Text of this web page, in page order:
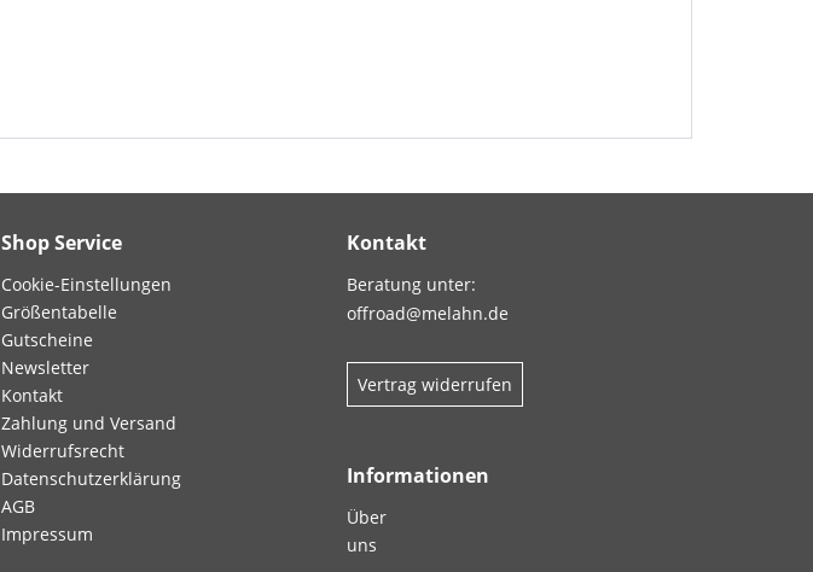
Shop Service
Cookie-Einstellungen
Größentabelle
Gutscheine
Newsletter
Kontakt
Zahlung und Versand
Widerrufsrecht
Datenschutzerklärung
AGB
Impressum
Kontakt
Beratung unter:
offroad@melahn.de
Vertrag widerrufen
Informationen
Über
uns